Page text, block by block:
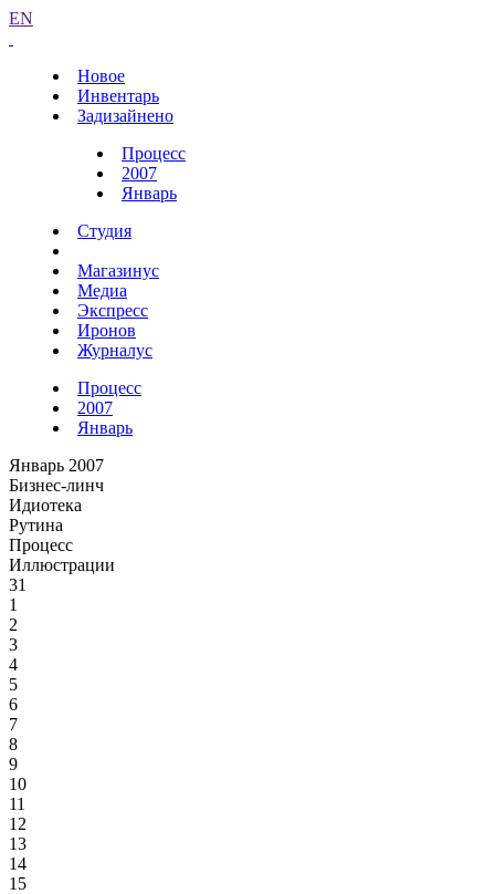
EN
Новое
Инвентарь
Задизайнено
Процесс
2007
Январь
Студия
Магазинус
Медиа
Экспресс
Иронов
Журналус
Процесс
2007
Январь
Январь 2007
Бизнес-линч
Идиотека
Рутина
Процесс
Иллюстрации
31
1
2
3
4
5
6
7
8
9
10
11
12
13
14
15